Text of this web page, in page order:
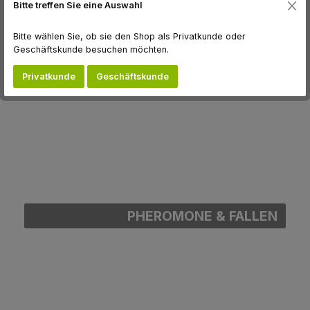
PHEROMONE & FALLEN
Bitte treffen Sie eine Auswahl
Bitte wählen Sie, ob sie den Shop als Privatkunde oder
Geschäftskunde besuchen möchten.
Privatkunde Geschäftskunde